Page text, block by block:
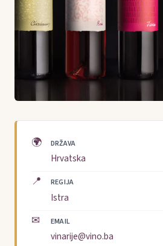
🌍 DRŽAVA
Hrvatska
📍 REGIJA
Istra
✉ EMAIL
vinarije@vino.ba